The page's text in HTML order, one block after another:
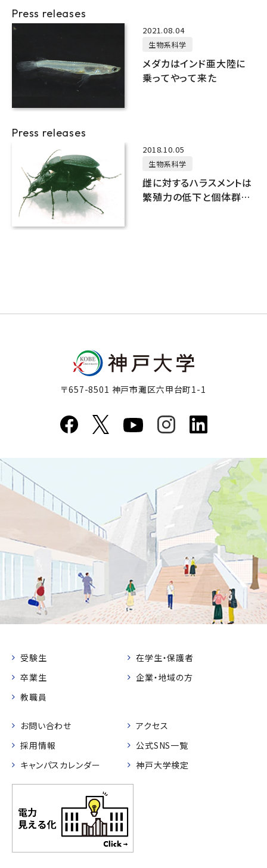
Press releases
2021.08.04
生物系科学
メダカはインド亜大陸に
乗ってやって来た
Press releases
2018.10.05
生物系科学
雌に対するハラスメントは
繁殖力の低下と個体群の
〒657-8501 神戸市灘区六甲台町1-1
受験生
在学生・保護者
卒業生
企業・地域の方
教職員
お問い合わせ
アクセス
採用情報
公式SNS一覧
キャンパスカレンダー
神戸大学検定